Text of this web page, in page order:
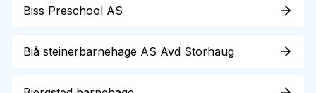
Biss Preschool AS
Biå steinerbarnehage AS Avd Storhaug